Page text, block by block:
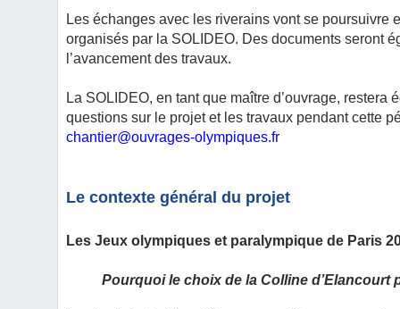
Les échanges avec les riverains vont se poursuivre
organisés par la SOLIDEO. Des documents seront
l’avancement des travaux.
La SOLIDEO, en tant que maître d’ouvrage,
questions sur le projet et les travaux pendant cette
chantier@ouvrages-olympiques.fr
Le contexte général du projet
Les Jeux olympiques et paralympique de Paris
Pourquoi le choix de la Colline d’Elancourt